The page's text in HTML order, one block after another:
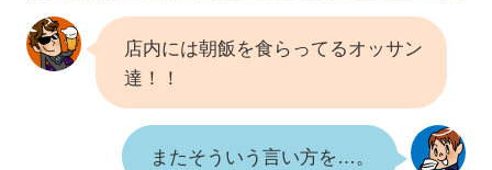
店内には朝飯を食らってるオッサン
達！！
またそういう言い方を…。